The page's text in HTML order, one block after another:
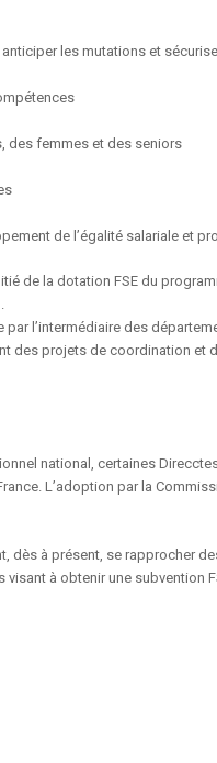
les mutations et
des femmes et des seniors
de l’égalité salariale et
de la dotation FSE du
l’intermédiaire des
projets de coordination et
national, certaines
L’adoption par la
dès à présent, se rapprocher
à obtenir une subvention